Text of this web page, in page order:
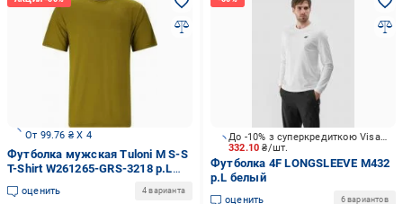
От 99.76 ₴ X 4
Футболка мужская Tuloni M S-S
T-Shirt W261265-GRS-3218 р.L
зеленый
оценить 4 варианта
332.10₴/шт.
До -10% з суперкредиткою Visa Вигода
Футболка 4F LONGSLEEVE M432
р.L белый
оценить 6 вариантов